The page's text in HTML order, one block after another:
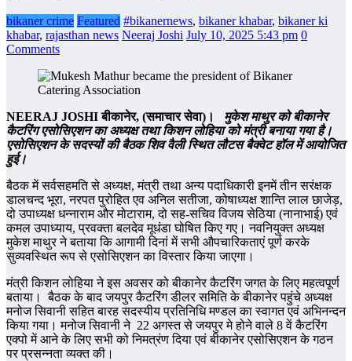
bikaner crime Featured #bikanernews, bikaner khabar, bikaner ki
khabar, rajasthan news Neeraj Joshi July 10, 2025 5:43 pm 0
Comments
NEERAJ JOSHIबीकानेर, (समाचार सेवा) ।
मुकेश माथुर को बीकानेर
कैटरिंग एसोसिएशन का अध्‍यक्ष तथा किशन लोहिया को मंत्री बनाया गया है।
एसोसिएशन के सदस्यों की बैठक शिव वैली स्थित लौटस बैक्वेट हॉल में आयोजित
हुई।
बैठक में सर्वसहमति से अध्यक्ष, मंत्री तथा अन्‍य पदाधिकारी इनमें तीन सरंक्षक
डालचन्द भूरा, नरपत पुरोहित एव अनिल सतीजा, कोषाध्यक्ष शान्ति लाल छाजेड़,
दो उपाध्यक्ष धन्नाराम और मोटाराम, दो सह-सचिव विजय सेठिया (नानाभाई) एवं
कमल उपाध्याय, प्रवक्ता बलदेव मूधंडा घोषित किए गए। नवनियुक्त अध्यक्ष
मुकेश माथुर ने बताया कि आगामी दिनां में सभी औपचारिकताएं पूर्ण करके
सुव्यवस्थित रूप से एसोसिएशन का विस्तार किया जाएगा।
मंत्री किशन लोहिया ने इस अवसर को बीकानेर कैटरिंग जगत के लिए महत्वपूर्ण
बताया। बैठक के बाद जयपुर कैटरिंग डीलर समिति के बीकानेर पहुंचे अध्यक्ष
मनोज सिवानी सहित बारह सदस्यीय प्रतिनिधि मण्डल का स्वागत एवं अभिनन्दन
किया गया। मनोज सिवानी ने 22 अगस्त से जयपुर मे होने वाले 8 वें कैटरिंग
एक्पो में आने के लिए सभी को निमत्रंण दिया एवं बीकानेर एसोसिएशन के गठन
पर प्रसन्नता व्यक्त की।